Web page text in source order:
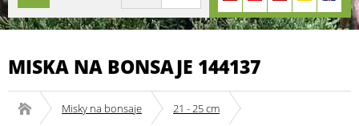
MISKA NA BONSAJE 144137
Misky na bonsaje 21 - 25 cm